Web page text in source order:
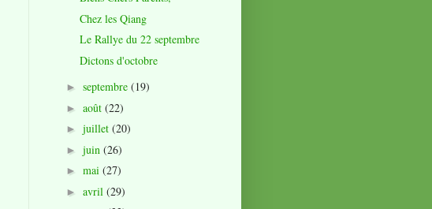
Chez les Qiang
Le Rallye du 22 septembre
Dictons d'octobre
► septembre (19)
► août (22)
► juillet (20)
► juin (26)
► mai (27)
► avril (29)